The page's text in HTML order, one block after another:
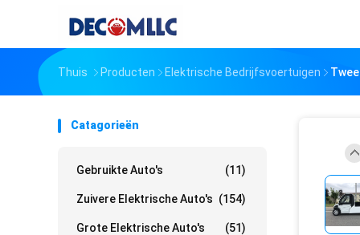
Thuis Producten Elektrische Bedrijfsvoertuigen
Catagorieën
Gebruikte Auto's (11)
Zuivere Elektrische Auto's (154)
Grote Elektrische Auto's (51)